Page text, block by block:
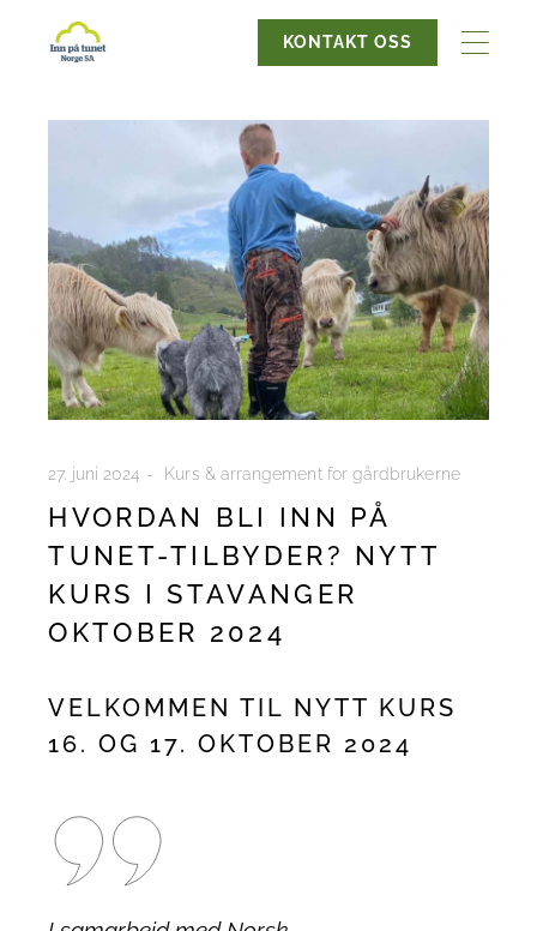
KONTAKT OSS
27. juni 2024 Kurs & arrangement for gårdbrukerne
HVORDAN BLI INN PÅ
TUNET-TILBYDER? NYTT
KURS I STAVANGER
OKTOBER 2024
VELKOMMEN TIL NYTT KURS
16. OG 17. OKTOBER 2024